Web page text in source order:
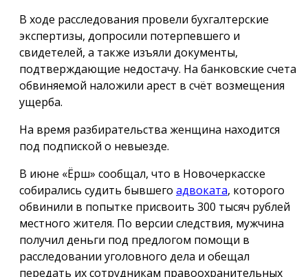
В ходе расследования провели бухгалтерские
экспертизы, допросили потерпевшего и
свидетелей, а также изъяли документы,
подтверждающие недостачу. На банковские счета
обвиняемой наложили арест в счёт возмещения
ущерба.
На время разбирательства женщина находится
под подпиской о невыезде.
В июне «Ёрш» сообщал, что в Новочеркасске
собирались судить бывшего адвоката, которого
обвинили в попытке присвоить 300 тысяч рублей
местного жителя. По версии следствия, мужчина
получил деньги под предлогом помощи в
расследовании уголовного дела и обещал
передать их сотрудникам правоохранительных